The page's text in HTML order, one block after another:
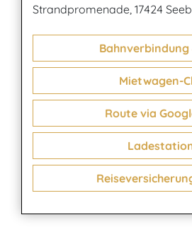
Strandpromenade, 17424
Bahnverbindung
Mietwagen-
Route via